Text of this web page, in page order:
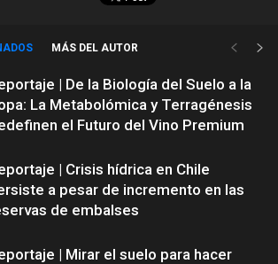
MÁS DEL AUTOR
| De la Biología del Suelo a la
La Metabolómica y Terragénesis
el Futuro del Vino Premium
| Crisis hídrica en Chile
a pesar de incremento en las
de embalses
| Mirar el suelo para hacer